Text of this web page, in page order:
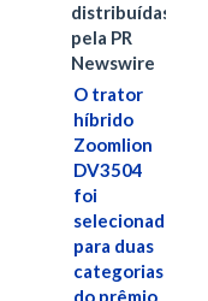
distribuídas
pela PR
Newswire
O trator
híbrido
Zoomlion
DV3504
foi
selecionado
para duas
categorias
do prêmio